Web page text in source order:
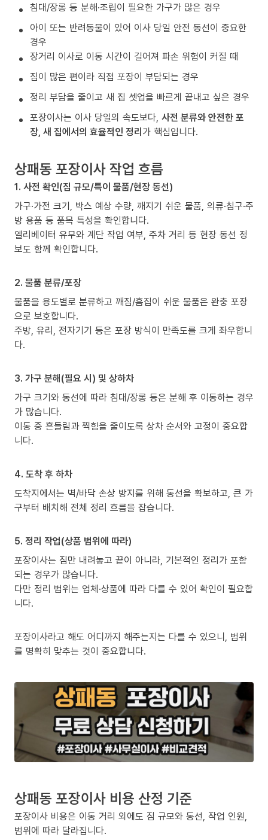
침대/장롱 등 분해·조립이 필요한 가구가 많은 경우
아이 또는 반려동물이 있어 이사 당일 안전 동선이 중요한
경우
장거리 이사로 이동 시간이 길어져 파손 위험이 커질 때
짐이 많은 편이라 직접 포장이 부담되는 경우
정리 부담을 줄이고 새 집 셋업을 빠르게 끝내고 싶은 경우
포장이사는 이사 당일의 속도보다, 사전 분류와 안전한 포
장, 새 집에서의 효율적인 정리가 핵심입니다.
상패동 포장이사 작업 흐름
1. 사전 확인(짐 규모/특이 물품/현장 동선)
가구·가전 크기, 박스 예상 수량, 깨지기 쉬운 물품, 의류·침구·주
방 용품 등 품목 특성을 확인합니다.
엘리베이터 유무와 계단 작업 여부, 주차 거리 등 현장 동선 정
보도 함께 확인합니다.
2. 물품 분류/포장
물품을 용도별로 분류하고 깨짐/흠집이 쉬운 물품은 완충 포장
으로 보호합니다.
주방, 유리, 전자기기 등은 포장 방식이 만족도를 크게 좌우합니
다.
3. 가구 분해(필요 시) 및 상하차
가구 크기와 동선에 따라 침대/장롱 등은 분해 후 이동하는 경우
가 많습니다.
이동 중 흔들림과 찍힘을 줄이도록 상차 순서와 고정이 중요합
니다.
4. 도착 후 하차
도착지에서는 벽/바닥 손상 방지를 위해 동선을 확보하고, 큰 가
구부터 배치해 전체 정리 흐름을 잡습니다.
5. 정리 작업(상품 범위에 따라)
포장이사는 짐만 내려놓고 끝이 아니라, 기본적인 정리가 포함
되는 경우가 많습니다.
다만 정리 범위는 업체·상품에 따라 다를 수 있어 확인이 필요합
니다.
포장이사라고 해도 어디까지 해주는지는 다를 수 있으니, 범위
를 명확히 맞추는 것이 중요합니다.
상패동 포장이사 비용 산정 기준
포장이사 비용은 이동 거리 외에도 짐 규모와 동선, 작업 인원,
범위에 따라 달라집니다.